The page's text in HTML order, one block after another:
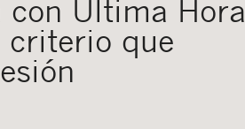
con Última Hora
criterio que